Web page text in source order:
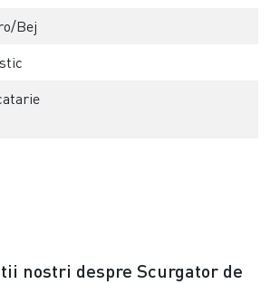
Bej
nostri despre Scurgator de